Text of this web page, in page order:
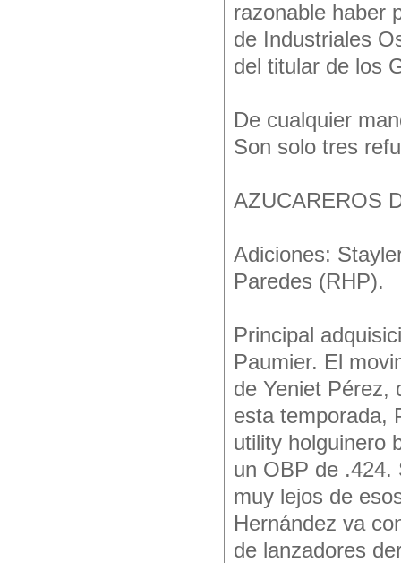
razonable haber
de Industriales
del titular de los
De cualquier
Son solo tres
AZUCAREROS
Adiciones:
Paredes (RHP).
Principal
Paumier. El
de Yeniet Pérez,
esta temporada,
utility holguinero
un OBP de .424.
muy lejos de
Hernández va
de lanzadores